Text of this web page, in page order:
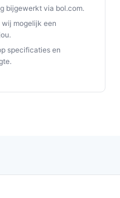
bijgewerkt via bol.com.
mogelijk een
specificaties en